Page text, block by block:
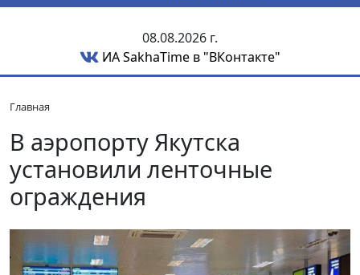
08.08.2026 г.
ИА SakhaTime в "ВКонтакте"
Главная
В аэропорту Якутска
установили ленточные
ограждения